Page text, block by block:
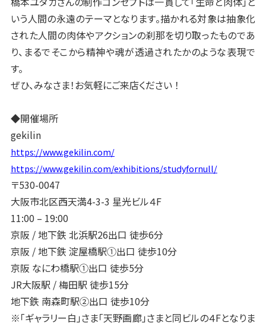
いう人間の永遠のテーマとなります。描かれる対象は抽象化
された人間の肉体やアクションの刹那を切り取ったものであ
り、まるでそこから精神や魂が透過されたかのような表現で
す。
ぜひ、みなさま！お気軽にご来店ください ！
◆開催場所
gekilin
https://www.gekilin.com/
https://www.gekilin.com/exhibitions/studyfornull/
〒530-0047
大阪市北区西天満4-3-3 星光ビル４F
11:00 – 19:00
京阪 / 地下鉄 北浜駅26出口 徒歩6分
京阪 / 地下鉄 淀屋橋駅①出口 徒歩10分
京阪 なにわ橋駅①出口 徒歩5分
JR大阪駅 / 梅田駅 徒歩15分
地下鉄 南森町駅②出口 徒歩10分
※「ギャラリー白」さま「天野画廊」さまと同ビルの４Fとなりま